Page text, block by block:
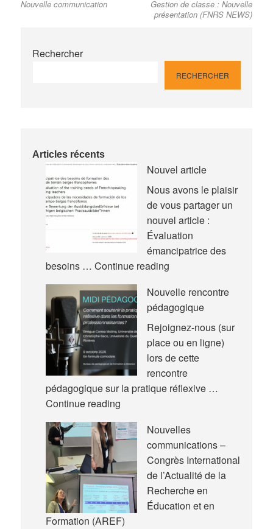
de
post:
Nouvelle communication post:
Gestion de classe : Nouvelle
présentation (FNRS NEWS)
Rechercher
RECHERCHER
Articles récents
Nouvel article
Nous avons le plaisir
de vous partager un
nouvel article :
Évaluation
émancipatrice des
besoins … Continue readingNouvel
Nouvelle rencontre
pédagogique
Rejoignez-nous (sur
place ou en ligne)
lors de cette
rencontre
pédagogique sur la pratique réflexive …
Continue readingNouvelle
pédagogique
Nouvelles
communications –
Congrès International
de l’Actualité de la
Recherche en
Éducation et en
Formation (AREF)